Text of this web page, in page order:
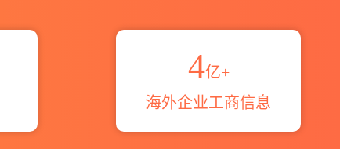
4亿+
海外企业工商信息